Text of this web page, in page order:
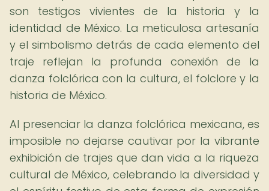
son testigos vivientes de la historia y la
identidad de México. La meticulosa artesanía
y el simbolismo detrás de cada elemento del
traje reflejan la profunda conexión de la
danza folclórica con la cultura, el folclore y la
historia de México.
Al presenciar la danza folclórica mexicana, es
imposible no dejarse cautivar por la vibrante
exhibición de trajes que dan vida a la riqueza
cultural de México, celebrando la diversidad y